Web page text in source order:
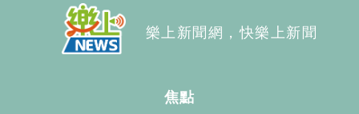
樂上新聞網，快樂上新聞
焦點